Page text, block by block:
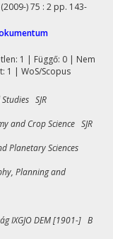
)75 : 2 pp. 143-
1 | Függő: 0 | Nem
1 | WoS/Scopus
SJR
and Crop Science SJR
Planetary Sciences
Planning and
IXGJO DEM [1901-] B